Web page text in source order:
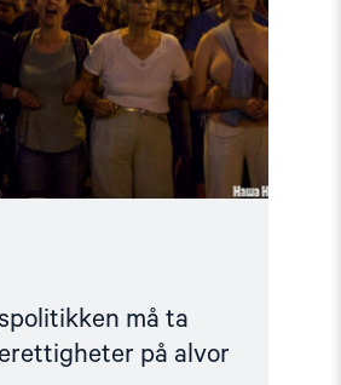
må ta
på alvor
menneskerettigheter
på
alvor"